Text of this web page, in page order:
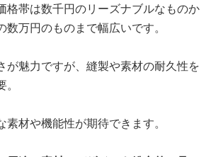
格帯は数千円のリーズナブルなものか
数万円のものまで幅広いです。
が魅力ですが、縫製や素材の耐久性を
材や機能性が期待できます。